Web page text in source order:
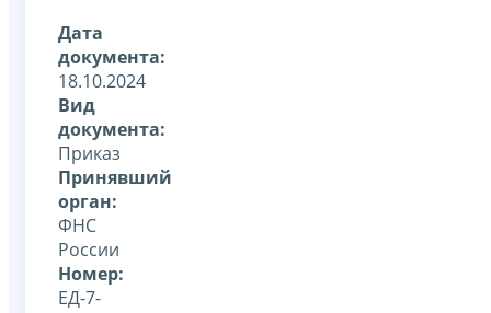
Дата
документа:
18.10.2024
Вид
документа:
Приказ
Принявший
орган:
ФНС
России
Номер:
ЕД-7-